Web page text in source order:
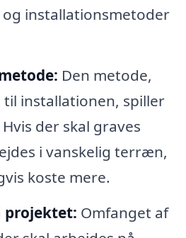
installationsmetoder
Den metode,
til installationen, spiller
der skal graves
i vanskelig terræn,
koste mere.
projektet: Omfanget af